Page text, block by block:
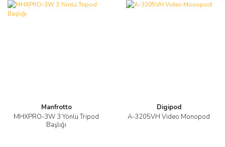
Manfrotto
MHXPRO-3W 3 Yönlü Tripod
Başlığı
Digipod
A-3205VH Video Monopod